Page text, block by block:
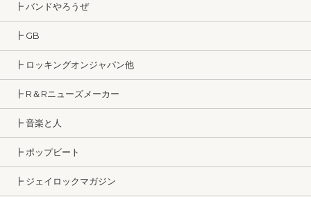
┣ バンドやろうぜ
┣ GB
┣ ロッキングオンジャパン他
┣ R＆Rニューズメーカー
┣ 音楽と人
┣ ポップビート
┣ ジェイロックマガジン